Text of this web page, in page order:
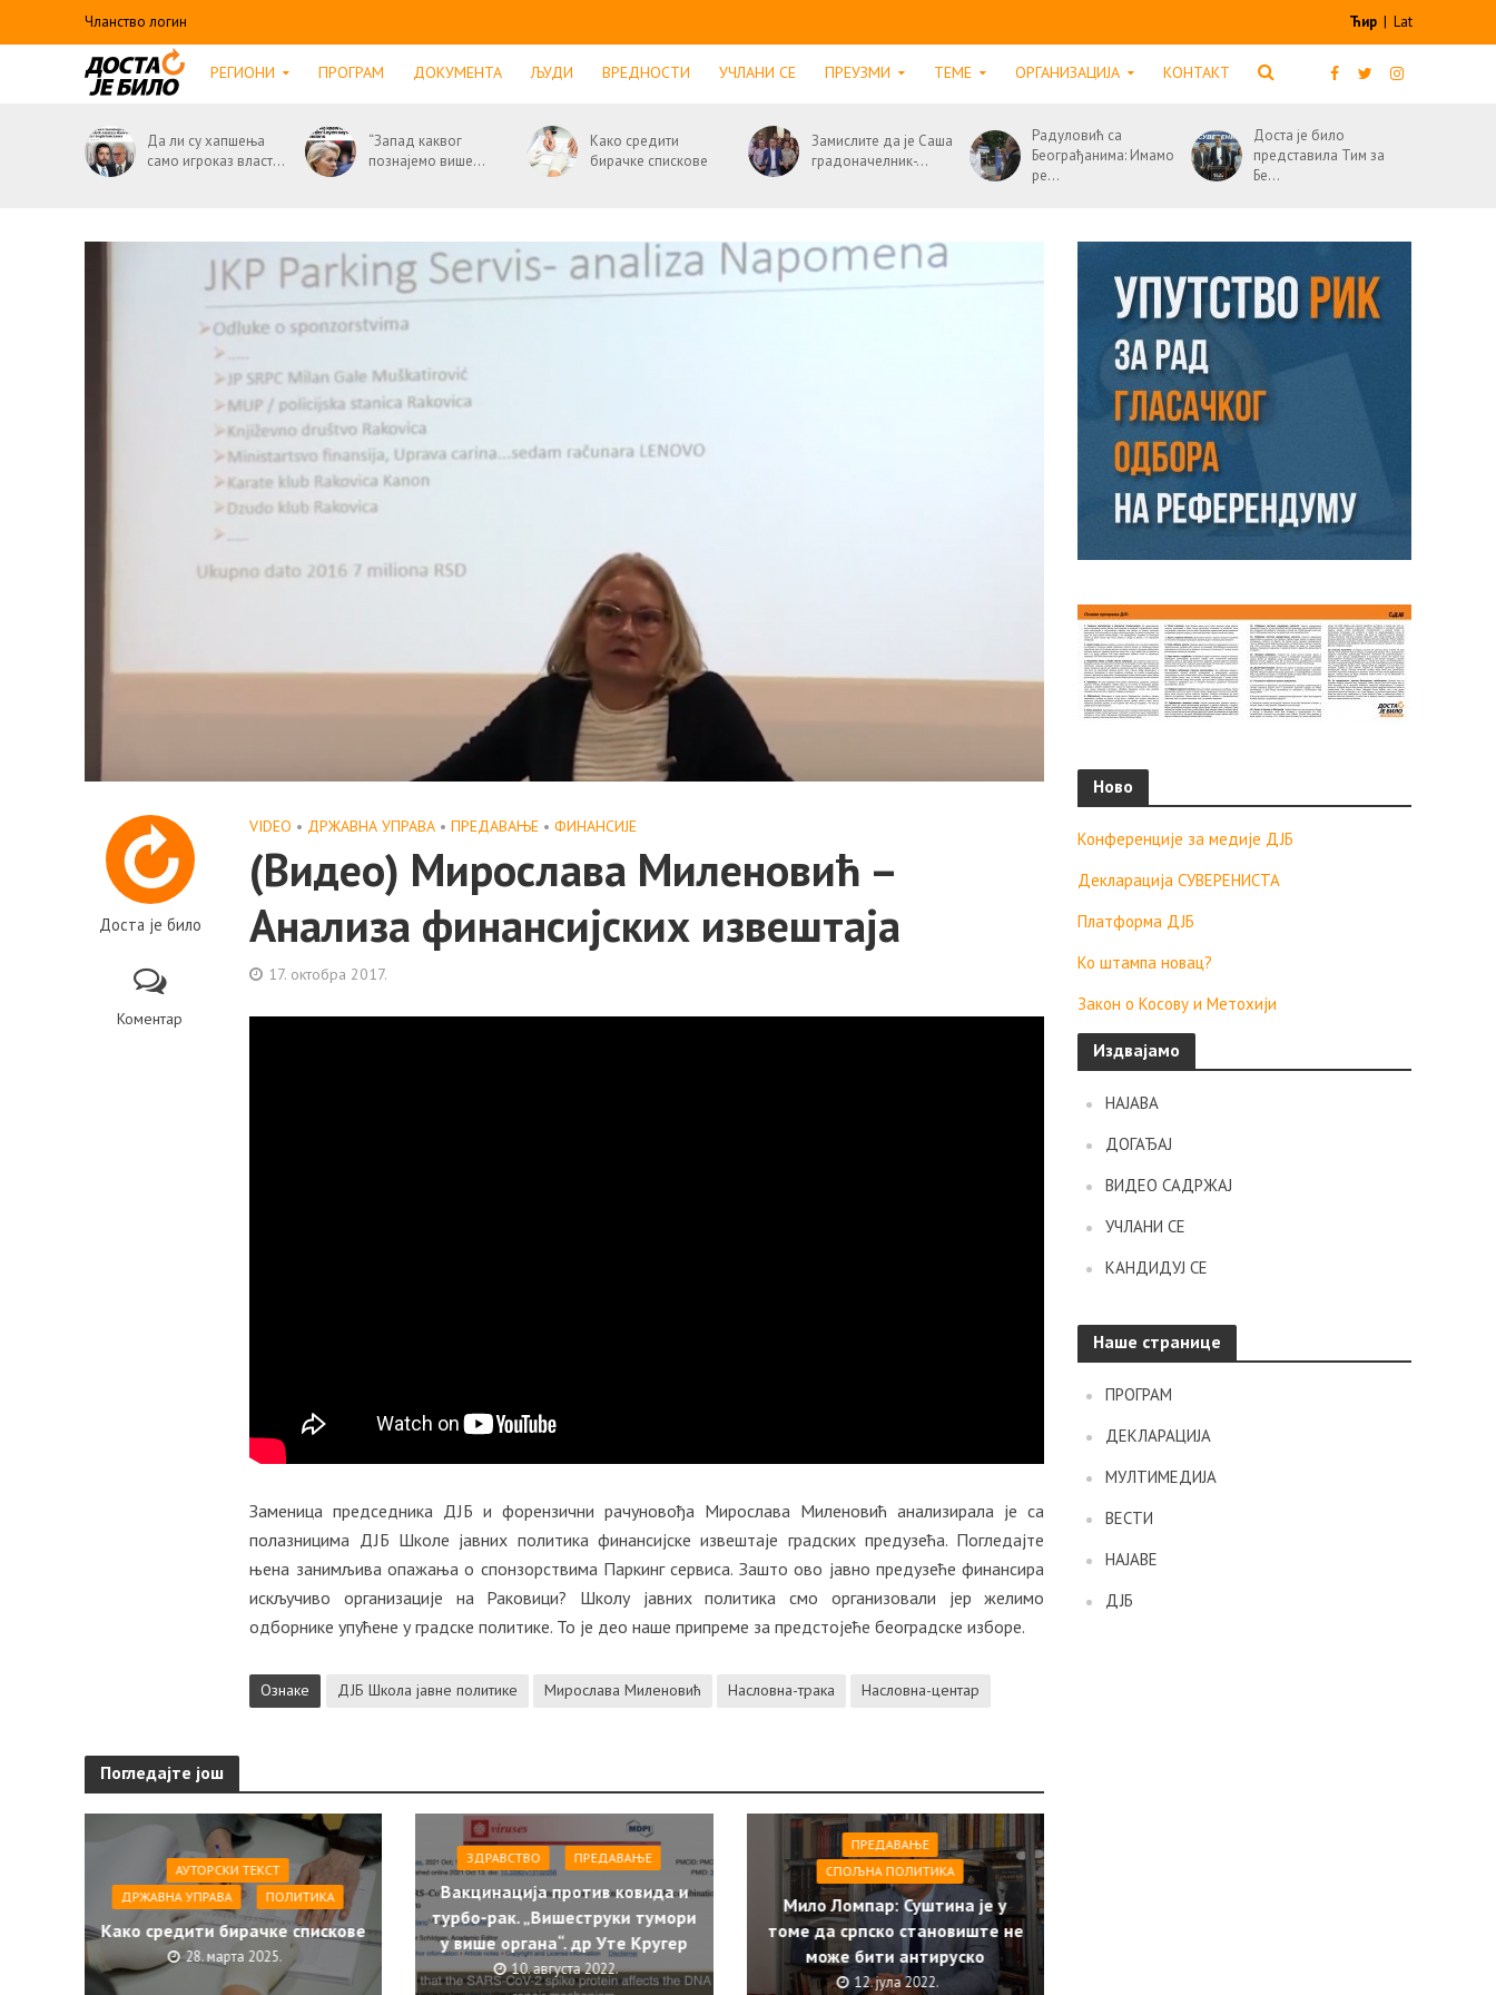
Чланство логин Ћир | Lat
РЕГИОНИ ПРОГРАМ ДОКУМЕНТА ЉУДИ ВРЕДНОСТИ УЧЛАНИ СЕ ПРЕУЗМИ ТЕМЕ ОРГАНИЗАЦИЈА КОНТАКТ
Да ли су хапшења
само игроказ власт...
“Запад каквог
познајемо више...
Како средити
бирачке спискове
Замислите да је Саша
градоначелник-...
Радуловић са
Београђанима: Имамо
ре...
Доста је било
представила Тим за
Бе...
Доста је било
Коментар
VIDEO • ДРЖАВНА УПРАВА • ПРЕДАВАЊЕ • ФИНАНСИЈЕ
(Видео) Мирослава Миленовић –
Анализа финансијских извештаја
17. октобра 2017.
Заменица председника ДЈБ и форензични рачуновођа Мирослава Миленовић анализирала је са
полазницима ДЈБ Школе јавних политика финансијске извештаје градских предузећа. Погледајте
њена занимљива опажања о спонзорствима Паркинг сервиса. Зашто ово јавно предузеће финансира
искључиво организације на Раковици? Школу јавних политика смо организовали јер желимо
одборнике упућене у градске политике. То је део наше припреме за предстојеће београдске изборе.
Ознаке ДЈБ Школа јавне политике Мирослава Миленовић Насловна-трака Насловна-центар
Погледајте још
АУТОРСКИ ТЕКСТ
ДРЖАВНА УПРАВА
ПОЛИТИКА
Како средити бирачке спискове
28. марта 2025.
ЗДРАВСТВО ПРЕДАВАЊЕ
Вакцинација против ковида и
турбо-рак. „Вишеструки тумори
у више органа“. др Уте Кругер
10. августа 2022.
ПРЕДАВАЊЕ
СПОЉНА ПОЛИТИКА
Мило Ломпар: Суштина је у
томе да српско становиште не
може бити антируско
12. јула 2022.
Ново
Конференције за медије ДЈБ
Декларација СУВЕРЕНИСТА
Платформа ДЈБ
Ко штампа новац?
Закон о Косову и Метохији
Издвајамо
НАЈАВА
ДОГАЂАЈ
ВИДЕО САДРЖАЈ
УЧЛАНИ СЕ
КАНДИДУЈ СЕ
Наше странице
ПРОГРАМ
ДЕКЛАРАЦИЈА
МУЛТИМЕДИЈА
ВЕСТИ
НАЈАВЕ
ДЈБ